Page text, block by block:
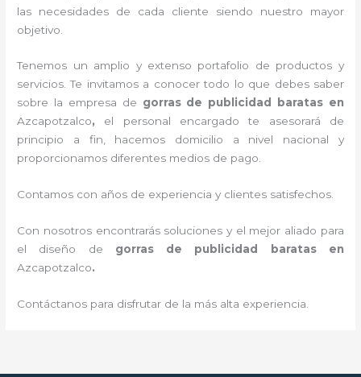
las necesidades de cada cliente siendo nuestro mayor
objetivo.
Tenemos un amplio y extenso portafolio de productos y
servicios. Te invitamos a conocer todo lo que debes saber
sobre la empresa de gorras de publicidad baratas en
Azcapotzalco, el personal encargado te asesorará de
principio a fin, hacemos domicilio a nivel nacional y
proporcionamos diferentes medios de pago.
Contamos con años de experiencia y clientes satisfechos.
Con nosotros encontrarás soluciones y el mejor aliado para
el diseño de gorras de publicidad baratasen
Azcapotzalco.
Contáctanos para disfrutar de la más alta experiencia.